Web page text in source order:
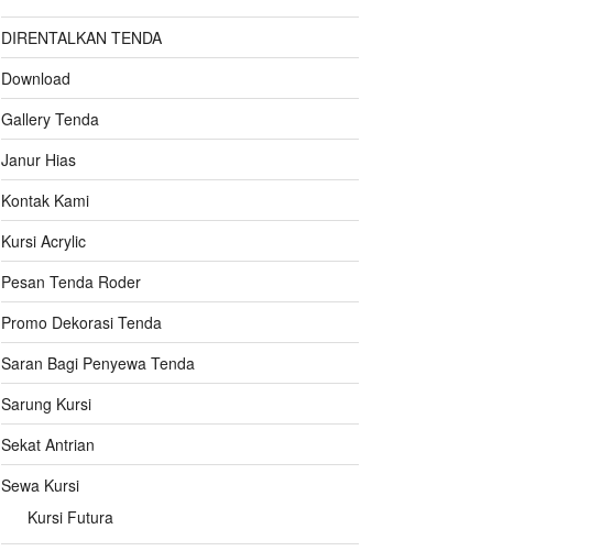
DIRENTALKAN TENDA
Download
Gallery Tenda
Janur Hias
Kontak Kami
Kursi Acrylic
Pesan Tenda Roder
Promo Dekorasi Tenda
Saran Bagi Penyewa Tenda
Sarung Kursi
Sekat Antrian
Sewa Kursi
Kursi Futura